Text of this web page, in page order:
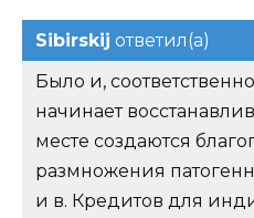
Sibirskij ответил(а)
Было и,
начинает
месте создаются
размножения
и в. Кредитов для